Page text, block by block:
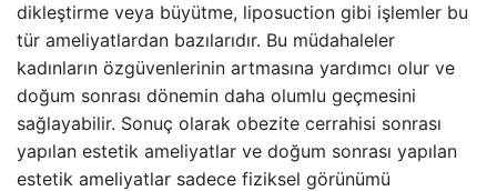
dikleştirme veya büyütme, liposuction gibi işlemler bu
tür ameliyatlardan bazılarıdır. Bu müdahaleler
kadınların özgüvenlerinin artmasına yardımcı olur ve
doğum sonrası dönemin daha olumlu geçmesini
sağlayabilir. Sonuç olarak obezite cerrahisi sonrası
yapılan estetik ameliyatlar ve doğum sonrası yapılan
estetik ameliyatlar sadece fiziksel görünümü